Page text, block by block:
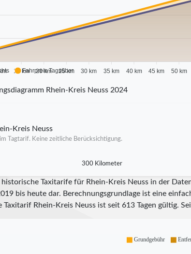
15 km 20 km 25 km 30 km 35 km 40 km 45 km 50 km
Fahrpreis Tagsüber
Rhein-Kreis Neuss 2024
Kreis Neuss
Tagtarif. Keine zeitliche Berücksichtigung.
300 Kilometer
Taxitarife für Rhein-Kreis Neuss in der
bis heute dar. Berechnungsgrundlage ist eine
Taxitarif Rhein-Kreis Neuss ist seit 613Tagen gültig.
Grundgebühr